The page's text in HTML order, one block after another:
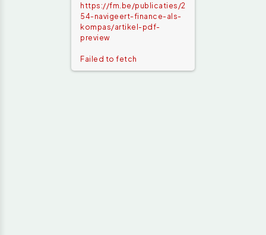
https://fm.be/publicaties/2
54-navigeert-finance-als-
kompas/artikel-pdf-
preview
Failed to fetch